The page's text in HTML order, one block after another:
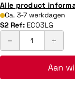
Alle product
Ca. 3-7 werkdagen
S2 Ref: EC03LG
Aan